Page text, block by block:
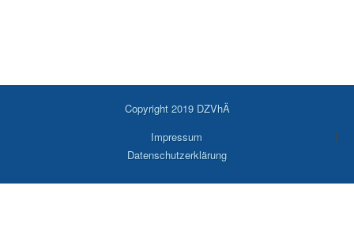
Copyright 2019 DZVhÄ
Impressum
Datenschutzerklärung